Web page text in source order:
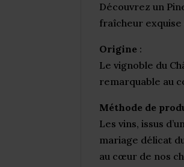
Découvrez un
fraîcheur
Origine :
Le vignoble du
remarquable au
Méthode de
Les vins, issus
mariage délicat
au cœur de nos